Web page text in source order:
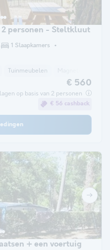
2 personen - Steltkluut
1 Slaapkamers
Tuinmeubelen
€ 560
op basis van 2 personen
€ 56 cashback
+ een voertuig